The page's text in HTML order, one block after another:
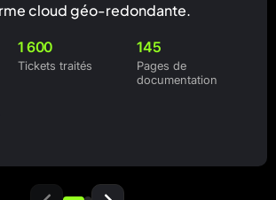
cloud géo-redondante.
1 600
Tickets traités
145
Pages de
documentation